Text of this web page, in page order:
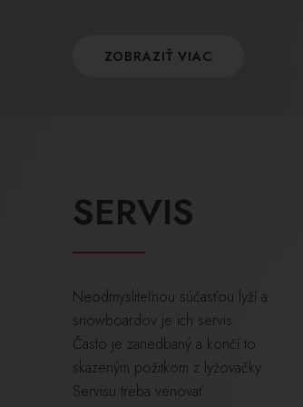
ZOBRAZIŤ VIAC
SERVIS
Neodmysliteľnou súčasťou lyží a
snowboardov je ich servis.
Často je zanedbaný a končí to
skazeným požitkom z lyžovačky.
Servisu treba venovať